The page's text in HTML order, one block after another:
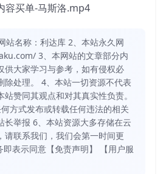
容买单-马斯洛.mp4
站名称：利达库 2、本站永久网
3、本网站的文章部分内
供大家学习与参考，如有侵权必
除处理。 4、本站一切资源不代表
赞同其观点和对其真实性负责。
方式发布或转载任何违法的相关
长举报 6、本站资源大多存储在云
请联系我们，我们会第一时间更
表示同意【免责声明】 【用户服